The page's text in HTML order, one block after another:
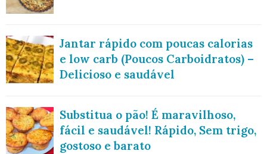
Jantar rápido com poucas calorias
e low carb (Poucos Carboidratos) –
Delicioso e saudável
Substitua o pão! É maravilhoso,
fácil e saudável! Rápido, Sem trigo,
gostoso e barato